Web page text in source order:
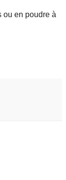
ou en poudre à